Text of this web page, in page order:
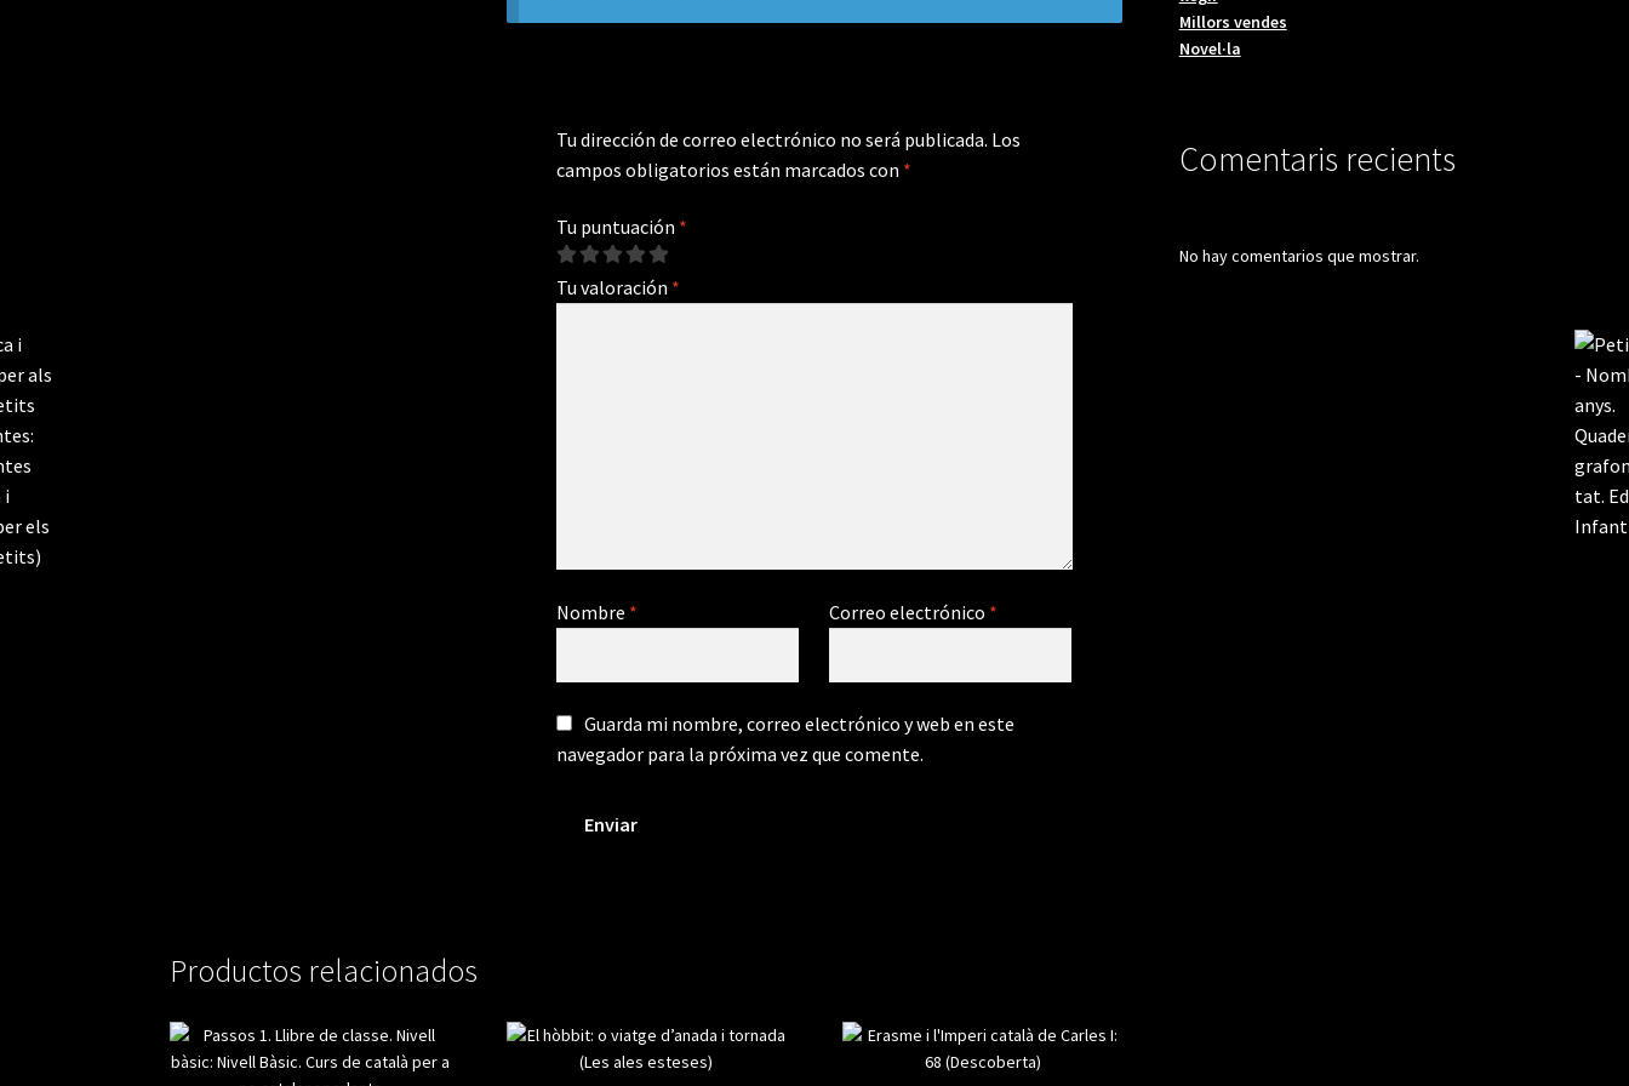
Tu dirección de correo electrónico no será publicada. Los
campos obligatorios están marcados con *
Tu puntuación *
Tu valoración *
Nombre * Correo electrónico *
Guarda mi nombre, correo electrónico y web en este
navegador para la próxima vez que comente.
Productos relacionados
Millors vendes
Novel·la
Comentaris recients
No hay comentarios que mostrar.